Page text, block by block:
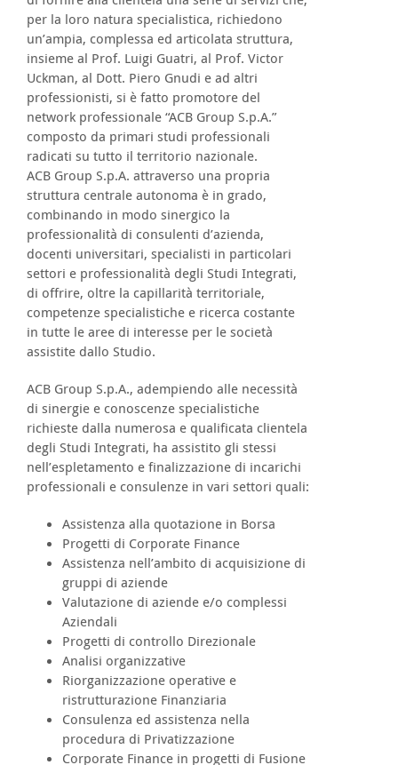
per la loro natura specialistica, richiedono
un’ampia, complessa ed articolata struttura,
insieme al Prof. Luigi Guatri, al Prof. Victor
Uckman, al Dott. Piero Gnudi e ad altri
professionisti, si è fatto promotore del
network professionale “ACB Group S.p.A.”
composto da primari studi professionali
radicati su tutto il territorio nazionale.
ACB Group S.p.A. attraverso una propria
struttura centrale autonoma è in grado,
combinando in modo sinergico la
professionalità di consulenti d’azienda,
docenti universitari, specialisti in particolari
settori e professionalità degli Studi Integrati,
di offrire, oltre la capillarità territoriale,
competenze specialistiche e ricerca costante
in tutte le aree di interesse per le società
assistite dallo Studio.
ACB Group S.p.A., adempiendo alle necessità
di sinergie e conoscenze specialistiche
richieste dalla numerosa e qualificata clientela
degli Studi Integrati, ha assistito gli stessi
nell’espletamento e finalizzazione di incarichi
professionali e consulenze in vari settori quali:
Assistenza alla quotazione in Borsa
Progetti di Corporate Finance
Assistenza nell’ambito di acquisizione di
gruppi di aziende
Valutazione di aziende e/o complessi
Aziendali
Progetti di controllo Direzionale
Analisi organizzative
Riorganizzazione operative e
ristrutturazione Finanziaria
Consulenza ed assistenza nella
procedura di Privatizzazione
Corporate Finance in progetti di Fusione